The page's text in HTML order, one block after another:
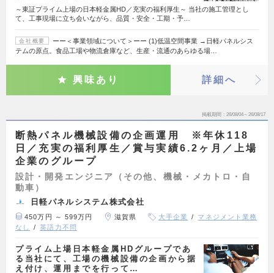
～東証プライム上場の日本軽金属HD／充実の福利厚生～ 当社の施工管理とし
て、工事現場に立ち会いながら、品質・安全・工期・予…
会社概要
ーー＜事業領域について＞ーー (1)低温空間事業 →日軽パネルシス
テムの原点。食品工場や物流倉庫など、生産・流通のあらゆる場…
興味あり 詳細へ
掲載期間 26/08/04～26/08/17
断熱パネル機械設備の企画運用 ※年休118
日／充実の福利厚生／賞与実績6.2ヶ月／上場
企業のグループ
設計・開発エンジニア（その他、機械・メカトロ・自
動車）
日軽パネルシステム株式会社
450万円 ～ 599万円 滋賀県 大手企業
マネジメント業務
なし
英語力不問
プライム上場日本軽金属HDグループであ
る当社にて、工場の機械設備の企画から据
え付け、運用までを行って…